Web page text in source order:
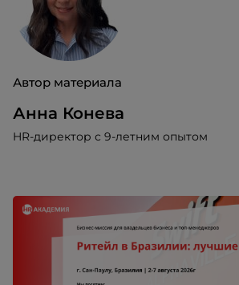
Автор материала
Анна Конева
HR-директор с 9-летним опытом